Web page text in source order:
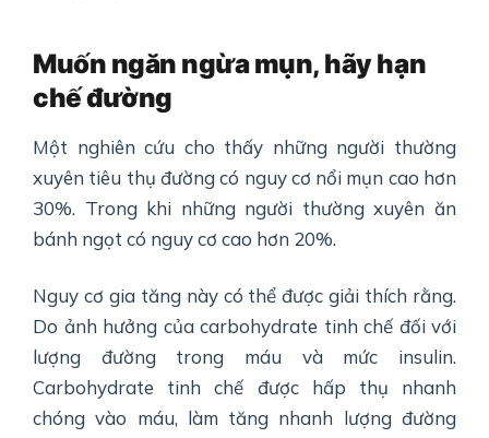
Muốn ngăn ngừa mụn, hãy hạn
chế đường
Một nghiên cứu cho thấy những người thường
xuyên tiêu thụ đường có nguy cơ nổi mụn cao hơn
30%. Trong khi những người thường xuyên ăn
bánh ngọt có nguy cơ cao hơn 20%.
Nguy cơ gia tăng này có thể được giải thích rằng.
Do ảnh hưởng của carbohydrate tinh chế đối với
lượng đường trong máu và mức insulin.
Carbohydrate tinh chế được hấp thụ nhanh
chóng vào máu, làm tăng nhanh lượng đường